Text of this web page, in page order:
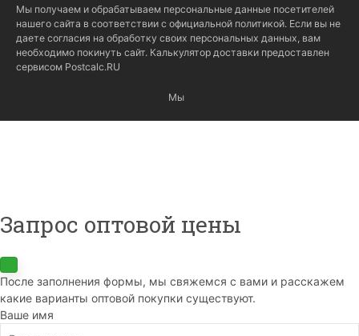
Мы получаем и обрабатываем персональные данные посетителей
нашего сайта в соответствии с официальной политикой. Если вы не
даете согласия на обработку своих персональных данных, вам
необходимо покинуть сайт. Калькулятор доставки предоставлен
сервисом Postcalc.RU
Мы
Запрос оптовой цены
После заполнения формы, мы свяжемся с вами и расскажем
какие варианты оптовой покупки существуют.
Ваше имя